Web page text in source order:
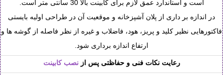
است و استاندارد عمق لازم برای کابینت بالا 30 سانتی متر است.
در اندازه بر داری از پلان آشپزخانه و موقعیت آن در طراحی اولیه بایستی
فاکتورهایی نظیر کلید و پریز، هود، فاضلاب و غیره از نظر فاصله از گوشه ها و
ارتفاع اندازه برداری شود.
رعایت نکات فنی و حفاظتی پس ازنصب کابینت